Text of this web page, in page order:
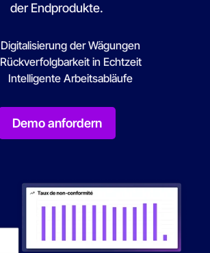
der Endprodukte.
Digitalisierung der Wägungen
Rückverfolgbarkeit in Echtzeit
Intelligente Arbeitsabläufe
Demo anfordern